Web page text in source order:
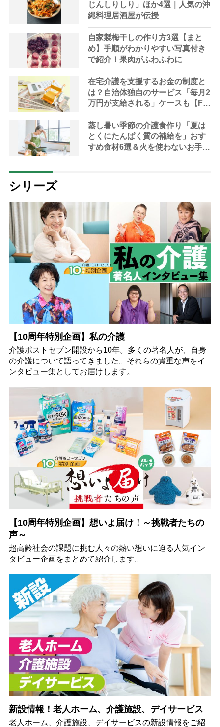
じんしりしり」ほか4選｜人気の沖
縄料理居酒屋が伝授
自家製梅干しの作り方3選【まと
め】手順がわかりやすい写真付き
で紹介！果肉がふわふわに
在宅介護を支援するお金の制度と
は？自治体独自のサービス「毎月2
万円が支給される」ケースも【FP
解説】
蒸し暑い季節の介護食作り「夏は
とくにたんぱく質の補給を」おす
すめ食材6選＆火を使わないお手軽
シリーズ
【10周年特別企画】私の介護
介護ポストセブン開設から10年。多くの著名人が、自身
の介護について語ってきました。それらの貴重な声をイ
ンタビュー集としてお届けします。
【10周年特別企画】想いよ届け！～挑戦者たちの
声～
超高齢社会の課題に挑む人々の熱い想いに迫る人気イン
タビュー企画をまとめて紹介します。
新設情報！老人ホーム、介護施設、デイサービス
老人ホーム、介護施設、デイサービスの新設情報をご紹